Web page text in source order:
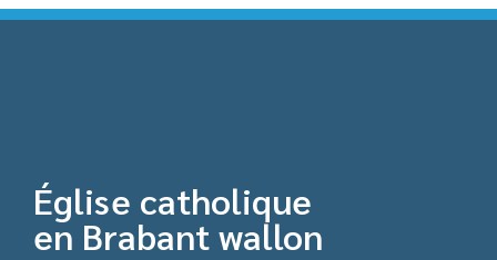
Église catholique
en Brabant wallon